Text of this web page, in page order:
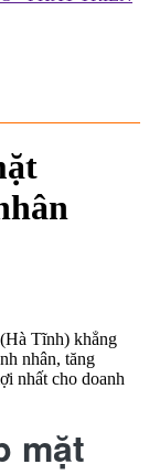
Tĩnh) khẳng
nhân, tăng
nhất cho doanh
mặt